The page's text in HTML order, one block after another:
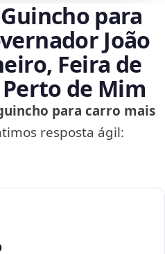
para
João
Feira de
Perto de Mim
para carro mais
resposta ágil: